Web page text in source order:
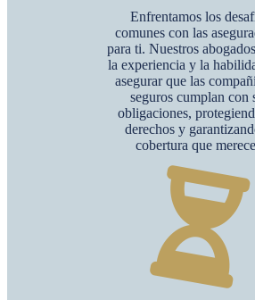
Enfrentamos los
comunes con las
para ti. Nuestros
la experiencia y la
asegurar que las
seguros cumplan con
obligaciones,
derechos y
cobertura que